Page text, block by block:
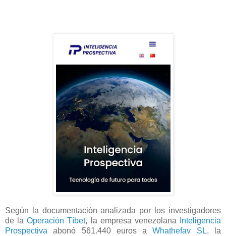
Según la documentación analizada por los investigadores
de laOperación Tíbet, la empresa venezolana
Inteligencia
Prospectiva abonó 561.440 euros aWhathefav SL, la